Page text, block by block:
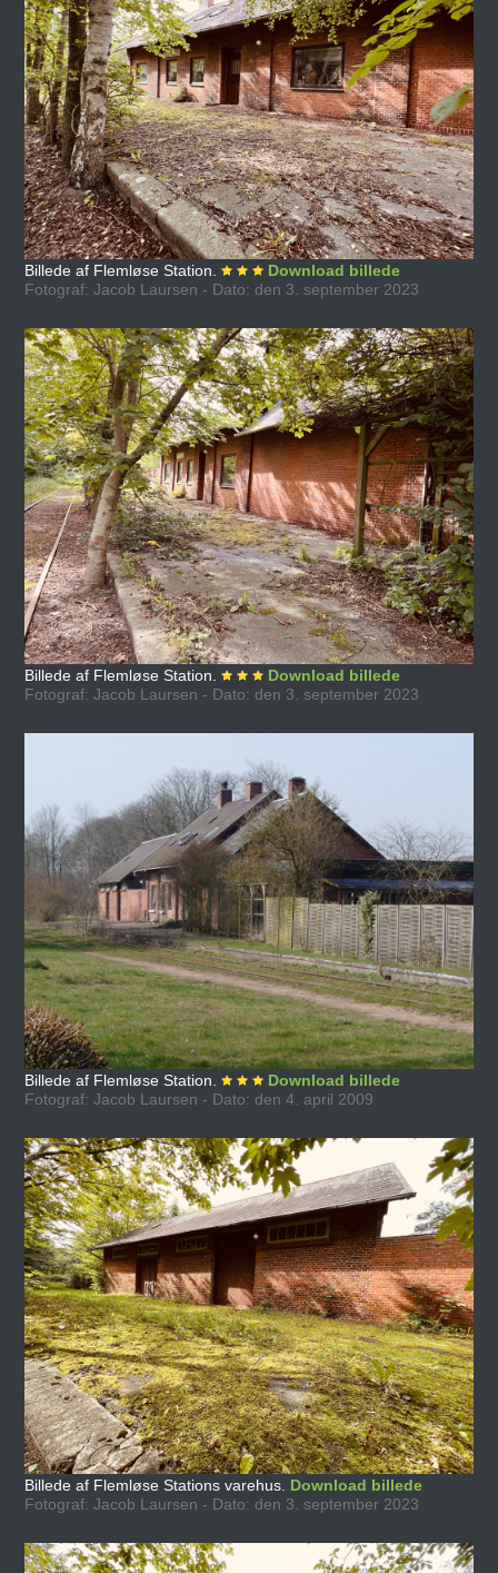
Billede af Flemløse Station.
Download billede
Fotograf: Jacob Laursen - Dato: den 3. september 2023
Billede af Flemløse Station.
Download billede
Fotograf: Jacob Laursen - Dato: den 3. september 2023
Billede af Flemløse Station.
Download billede
Fotograf: Jacob Laursen - Dato: den 4. april 2009
Billede af Flemløse Stations varehus. Download billede
Fotograf: Jacob Laursen - Dato: den 3. september 2023